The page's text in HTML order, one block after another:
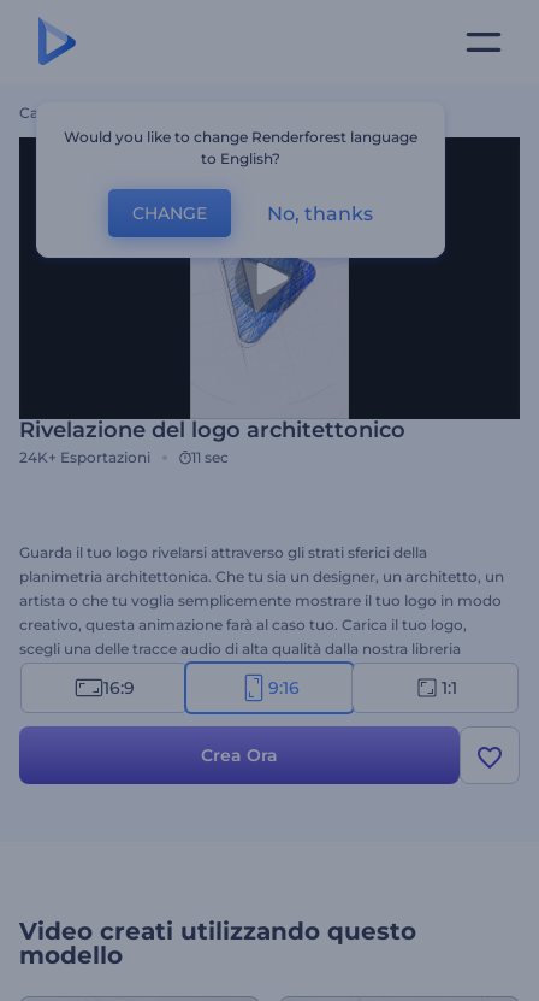
Casa
Rivelazione del logo architettonico
24K+ Esportazioni 11 sec
Guarda il tuo logo rivelarsi attraverso gli strati sferici della
planimetria architettonica. Che tu sia un designer, un architetto, un
artista o che tu voglia semplicemente mostrare il tuo logo in modo
creativo, questa animazione farà al caso tuo. Carica il tuo logo,
scegli una delle tracce audio di alta qualità dalla nostra libreria
musicale e ottieni un'animazione professionale del logo in pochi
minuti. Provalo subito!
16:9 9:16 1:1
Crea Ora
Video creati utilizzando questo
modello
Would you like to change Renderforest language
to English?
CHANGE No, thanks